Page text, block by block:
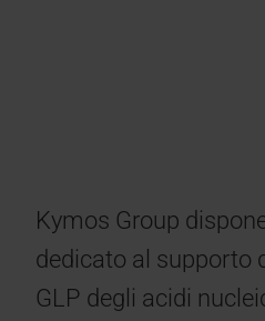
Kymos Group
dedicato al supporto
GLP degli acidi